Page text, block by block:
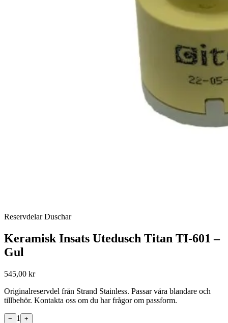
Reservdelar Duschar
Keramisk Insats Utedusch Titan TI-601 –
Gul
545,00 kr
Originalreservdel från Strand Stainless. Passar våra blandare och
tillbehör. Kontakta oss om du har frågor om passform.
− 1
+